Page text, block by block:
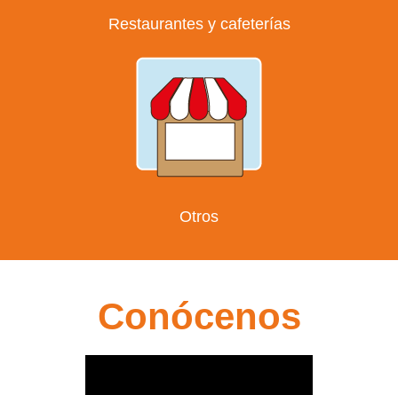
Restaurantes y cafeterías
Otros
Conócenos